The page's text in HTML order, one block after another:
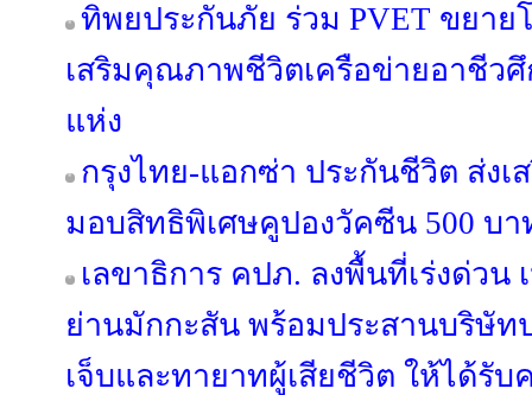
ทิพยประกันภัย ร่วม PVET ขยาย
เสริมคุณภาพชีวิตเครือข่ายอาชีวศึ
แห่ง
กรุงไทย-แอกซ่า ประกันชีวิต ส่งเ
มอบสิทธิพิเศษคูปองวัคซีน 500 บ
เลขาธิการ คปภ. ลงพื้นที่เร่งด่วน
ย่านมักกะสัน พร้อมประสานบริษัท
เจ็บและทายาทผู้เสียชีวิต ให้ได้รั